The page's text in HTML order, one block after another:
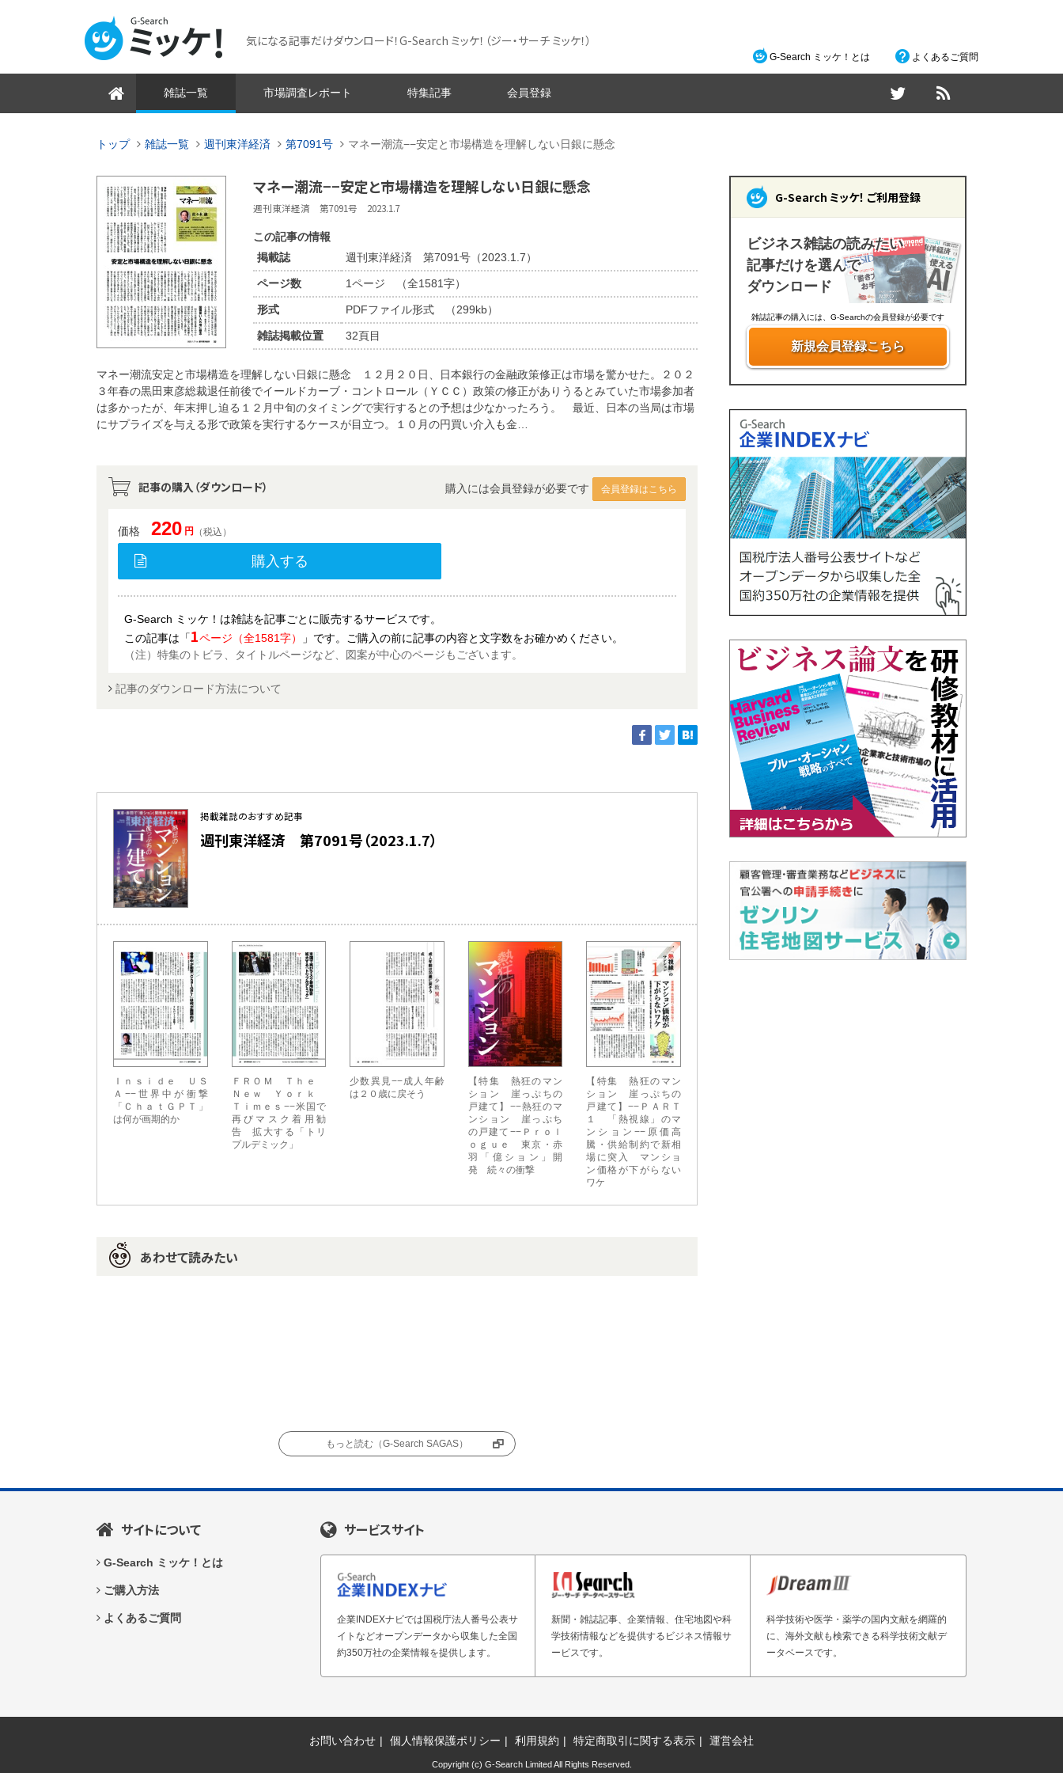
気になる記事だけダウンロード！G-Search ミッケ！ （ジー・サーチ ミッケ！）
G-Search ミッケ！とは よくあるご質問
雑誌一覧 市場調査レポート 特集記事 会員登録
トップ 雑誌一覧 週刊東洋経済 第7091号 マネー潮流−−安定と市場構造を理解しない日銀に懸念
マネー潮流−−安定と市場構造を理解しない日銀に懸念
週刊東洋経済 第7091号 2023.1.7
この記事の情報
掲載誌
週刊東洋経済 第7091号（2023.1.7）
ページ数 1ページ （全1581字）
形式 PDFファイル形式 （299kb）
雑誌掲載位置 32頁目
マネー潮流安定と市場構造を理解しない日銀に懸念 １２月２０日、日本銀行の金融政策修正は市場を驚かせた。２０２
３年春の黒田東彦総裁退任前後でイールドカーブ・コントロール（ＹＣＣ）政策の修正がありうるとみていた市場参加者
は多かったが、年末押し迫る１２月中旬のタイミングで実行するとの予想は少なかったろう。 最近、日本の当局は市場
にサプライズを与える形で政策を実行するケースが目立つ。１０月の円買い介入も金…
記事の購入（ダウンロード） 購入には会員登録が必要です 会員登録はこちら
価格 220 円 （税込）
購入する
G-Search ミッケ！は雑誌を記事ごとに販売するサービスです。
この記事は「1ページ（全1581字）
」です。ご購入の前に記事の内容と文字数をお確かめください。
（注）特集のトビラ、タイトルページなど、図案が中心のページもございます。
記事のダウンロード方法について
掲載雑誌のおすすめ記事
週刊東洋経済 第7091号（2023.1.7）
Ｉｎｓｉｄｅ ＵＳ
Ａ−−世界中が衝撃
「ＣｈａｔＧＰＴ」
は何が画期的か
ＦＲＯＭ Ｔｈｅ
Ｎｅｗ Ｙｏｒｋ
Ｔｉｍｅｓ−−米国で
再びマスク着用勧
告 拡大する「トリ
プルデミック」
少数異見−−成人年齢
は２０歳に戻そう
【特集 熱狂のマン
ション 崖っぷちの
戸建て】−−熱狂のマ
ンション 崖っぷち
の戸建て−−Ｐｒｏｌ
ｏｇｕｅ 東京・赤
羽「億ション」開
発 続々の衝撃
【特集 熱狂のマン
ション 崖っぷちの
戸建て】−−ＰＡＲＴ
１ 「熱視線」のマ
ンション−−原価高
騰・供給制約で新相
場に突入 マンショ
ン価格が下がらない
ワケ
あわせて読みたい
もっと読む（G-Search SAGAS）
G-Search ミッケ！ ご利用登録
ビジネス雑誌の読みたい
記事だけを選んで
ダウンロード
雑誌記事の購入には、G-Searchの会員登録が必要です
新規会員登録こちら
サイトについて
G-Search ミッケ！とは
ご購入方法
よくあるご質問
サービスサイト
企業INDEXナビでは国税庁法人番号公表サ
イトなどオープンデータから収集した全国
約350万社の企業情報を提供します。
新聞・雑誌記事、企業情報、住宅地図や科
学技術情報などを提供するビジネス情報サ
ービスです。
科学技術や医学・薬学の国内文献を網羅的
に、海外文献も検索できる科学技術文献デ
ータベースです。
お問い合わせ 個人情報保護ポリシー 利用規約 特定商取引に関する表示 運営会社
Copyright (c) G-Search Limited All Rights Reserved.